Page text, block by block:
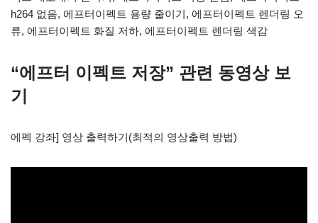
h264 없음, 에프터이펙트 용량 줄이기, 에프터이펙트 렌더링 오
류, 에프터이펙트 화질 저하, 에프터이펙트 렌더링 색감
“에프터 이펙트 저장” 관련 동영상 보
기
에펙 강좌] 영상 출력하기(최적의 영상출력 방법)